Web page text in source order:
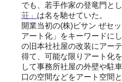
でも、若手作家の登竜門と
荘」 は名を馳せていた。
開業当初の(株)ビサン ぜセ
アート化」をキーワードに
の旧本社社屋の改装にアー
得て、可能な限りアート化
して事務所社屋の外壁や駐
口の空間などをアート空間